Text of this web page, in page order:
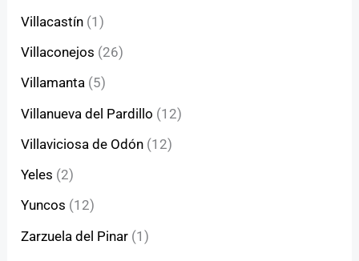
Villacastín (1)
Villaconejos (26)
Villamanta (5)
Villanueva del Pardillo (12)
Villaviciosa de Odón (12)
Yeles (2)
Yuncos (12)
Zarzuela del Pinar (1)